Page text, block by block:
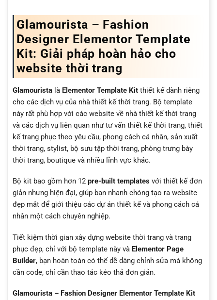
Glamourista – Fashion
Designer Elementor Template
Kit: Giải pháp hoàn hảo cho
website thời trang
Glamourista là Elementor Template Kit thiết kế dành riêng
cho các dịch vụ của nhà thiết kế thời trang. Bộ template
này rất phù hợp với các website về nhà thiết kế thời trang
và các dịch vụ liên quan như tư vấn thiết kế thời trang, thiết
kế trang phục theo yêu cầu, phong cách cá nhân, sản xuất
thời trang, stylist, bộ sưu tập thời trang, phòng trưng bày
thời trang, boutique và nhiều lĩnh vực khác.
Bộ kit bao gồm hơn 12 pre-built templates với thiết kế đơn
giản nhưng hiện đại, giúp bạn nhanh chóng tạo ra website
đẹp mắt để giới thiệu các dự án thiết kế và phong cách cá
nhân một cách chuyên nghiệp.
Tiết kiệm thời gian xây dựng website thời trang và trang
phục đẹp, chỉ với bộ template này và Elementor Page
Builder, bạn hoàn toàn có thể dễ dàng chỉnh sửa mà không
cần code, chỉ cần thao tác kéo thả đơn giản.
Glamourista – Fashion Designer Elementor Template Kit